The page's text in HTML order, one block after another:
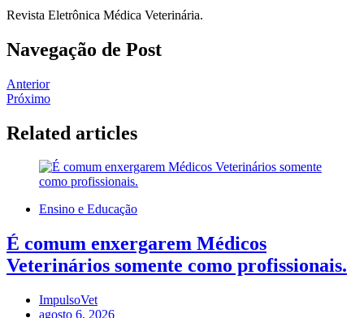
Revista Eletrônica Médica Veterinária.
Navegação de Post
Anterior
Próximo
Related articles
Ensino e Educação
É comum enxergarem Médicos
Veterinários somente como profissionais.
ImpulsoVet
agosto 6, 2026